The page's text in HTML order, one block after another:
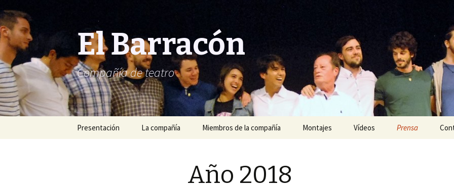
El Barracón
Compañía de teatro
Presentación La compañía Miembros de la compañía Montajes Vídeos Prensa
Año 2018